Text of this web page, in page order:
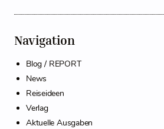
Navigation
Blog / REPORT
News
Reiseideen
Verlag
Aktuelle Ausgaben